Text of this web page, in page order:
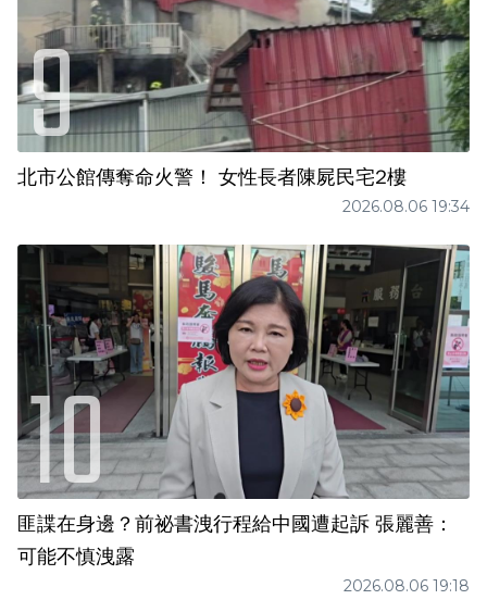
北市公館傳奪命火警！ 女性長者陳屍民宅2樓
2026.08.06 19:34
匪諜在身邊？前祕書洩行程給中國遭起訴 張麗善：
可能不慎洩露
2026.08.06 19:18